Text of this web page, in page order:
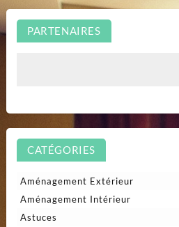
PARTENAIRES
CATÉGORIES
Aménagement Extérieur
Aménagement Intérieur
Astuces